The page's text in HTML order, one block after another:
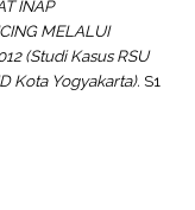
INAP
MELALUI
(Studi Kasus RSU
Kota Yogyakarta). S1